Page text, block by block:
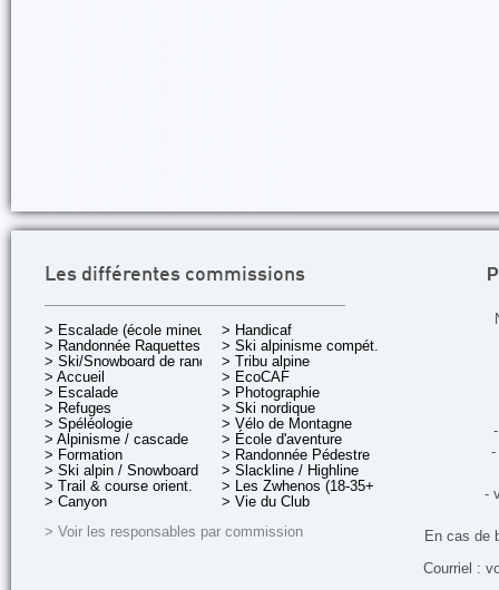
Les différentes commissions
> Escalade (école mineurs)
> Randonnée Raquettes
> Ski/Snowboard de rando.
> Accueil
> Escalade
> Refuges
> Spéléologie
> Alpinisme / cascade
> Formation
> Ski alpin / Snowboard
> Trail & course orient.
> Canyon
> Handicaf
> Ski alpinisme compét.
> Tribu alpine
> EcoCAF
> Photographie
> Ski nordique
> Vélo de Montagne
> École d'aventure
> Randonnée Pédestre
> Slackline / Highline
> Les Zwhenos (18-35+ ans)
> Vie du Club
> Voir les responsables par commission
-
-
En cas de
Courriel :